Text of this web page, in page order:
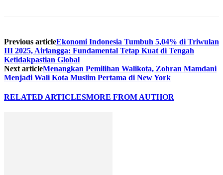
Previous articleEkonomi Indonesia Tumbuh 5,04% di Triwulan
III 2025, Airlangga: Fundamental Tetap Kuat di Tengah
Ketidakpastian Global
Next articleMenangkan Pemilihan Walikota, Zohran Mamdani
Menjadi Wali Kota Muslim Pertama di New York
RELATED ARTICLESMORE FROM AUTHOR